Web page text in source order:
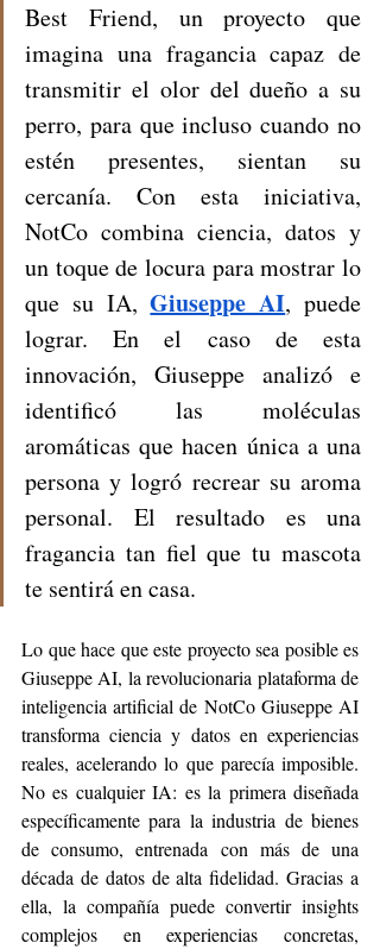
Best Friend, un proyecto que
imagina una fragancia capaz de
transmitir el olor del dueño a su
perro, para que incluso cuando no
estén presentes, sientan su
cercanía. Con esta iniciativa,
NotCo combina ciencia, datos y
un toque de locura para mostrar lo
que su IA, Giuseppe AI, puede
lograr. En el caso de esta
innovación, Giuseppe analizó e
identificó las moléculas
aromáticas que hacen única a una
persona y logró recrear su aroma
personal. El resultado es una
fragancia tan fiel que tu mascota
te sentirá en casa.
Lo que hace que este proyecto sea posible es
Giuseppe AI, la revolucionaria plataforma de
inteligencia artificial de NotCo Giuseppe AI
transforma ciencia y datos en experiencias
reales, acelerando lo que parecía imposible.
No es cualquier IA: es la primera diseñada
específicamente para la industria de bienes
de consumo, entrenada con más de una
década de datos de alta fidelidad. Gracias a
ella, la compañía puede convertir insights
complejos en experiencias concretas,